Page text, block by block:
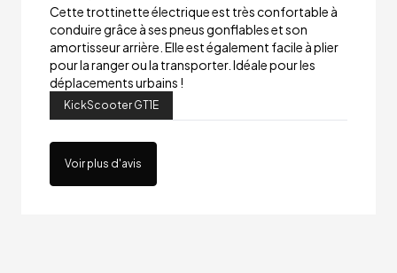
Cette trottinette électrique est très confortable à
conduire grâce à ses pneus gonflables et son
amortisseur arrière. Elle est également facile à plier
pour la ranger ou la transporter. Idéale pour les
déplacements urbains !
KickScooter GT1E
Voir plus d'avis